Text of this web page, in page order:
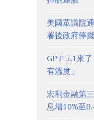
美國眾議院
署後政府停
GPT-5.1來
有溫度」
宏利金融第
息增10%至